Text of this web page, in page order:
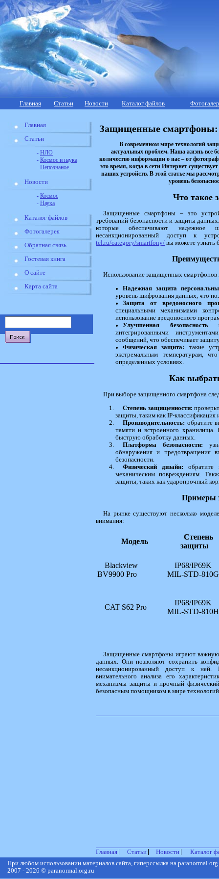
Главная Статьи Новости Каталог файлов
Главная
Статьи
- НЛО
- Космос и наука
- Непознаное
Новости
- Космос
- Наука
Каталог файлов
Фотогалерея
Обратная связь
Гостевая книга
О сайте
Карта сайта
Защищенные смартфоны:
В современном мире технологий
актуальных проблем. Наша жизнь все
количество информации о нас – от
это время, когда в сети Интернет
наших устройств. В этой статье мы
уровень
Что такое
Защищенные смартфоны – это
требований безопасности и защиты
которые обеспечивают надежное
несанкционированный доступ к
tel.ru/category/smartfony/ вы можете
Использование защищенных
Надежная защита
уровень шифрования данных, что
Защита от вредоносного
специальными механизмами
использование вредоносного
Улучшенная безопасность
интегрированными
сообщений, что обеспечивает
Физическая защита: такие
экстремальным температурам,
определенных условиях.
Как
При выборе защищенного смартфона
Степень защищенности:
защиты, таким как IP-
Производительность: обратите
памяти и встроенного хранилища.
быструю обработку данных.
Платформа безопасности:
обнаружения и предотвращения
безопасности.
Физический дизайн: обратите
механическим повреждениям.
защиты, таких как ударопрочный
Примеры
На рынке существуют несколько
внимания:
Модель
Степень
защиты
Blackview
BV9900 Pro
IP68/IP69K
MIL-STD-810G
CAT S62 Pro
IP68/IP69K
MIL-STD-810H
Защищенные смартфоны играют
данных. Они позволяют сохранить
несанкционированный доступ к ней.
внимательного анализа его
механизмы защиты и прочный
безопасным помощником в мире
Главная Статьи Новости
Каталог
При любом использовании материалов сайта, гиперссылка на
2007 - 2026 © paranormal.org.ru